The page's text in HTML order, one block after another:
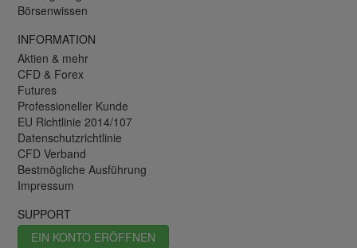
Börsenwissen
INFORMATION
Aktien & mehr
CFD & Forex
Futures
Professioneller Kunde
EU Richtlinie 2014/107
Datenschutzrichtlinie
CFD Verband
Bestmögliche Ausführung
Impressum
SUPPORT
EIN KONTO ERÖFFNEN